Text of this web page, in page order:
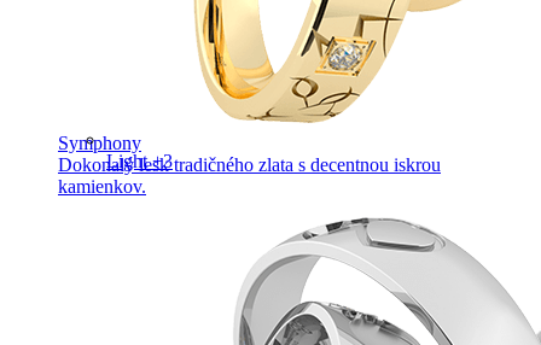
Symphony
Dokonalý lesk tradičného zlata s decentnou iskrou
kamienkov.
Light +3